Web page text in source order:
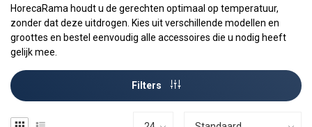
HorecaRama houdt u de gerechten optimaal op temperatuur,
zonder dat deze uitdrogen. Kies uit verschillende modellen en
groottes en bestel eenvoudig alle accessoires die u nodig heeft
gelijk mee.
Filters